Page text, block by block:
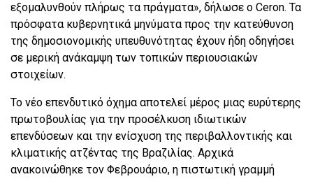
εξομαλυνθούν πλήρως τα πράγματα», δήλωσε ο Ceron. Τα
πρόσφατα κυβερνητικά μηνύματα προς την κατεύθυνση
της δημοσιονομικής υπευθυνότητας έχουν ήδη οδηγήσει
σε μερική ανάκαμψη των τοπικών περιουσιακών
στοιχείων.
Το νέο επενδυτικό όχημα αποτελεί μέρος μιας ευρύτερης
πρωτοβουλίας για την προσέλκυση ιδιωτικών
επενδύσεων και την ενίσχυση της περιβαλλοντικής και
κλιματικής ατζέντας της Βραζιλίας. Αρχικά
ανακοινώθηκε τον Φεβρουάριο, η πιστωτική γραμμή